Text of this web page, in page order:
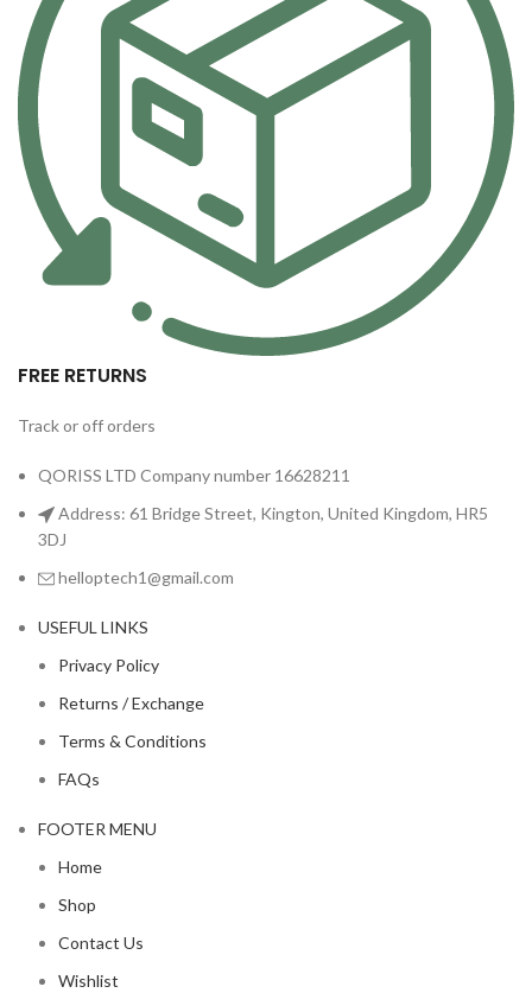
FREE RETURNS
Track or off orders
QORISS LTD Company number 16628211
Address: 61 Bridge Street, Kington, United Kingdom, HR5
3DJ
helloptech1@gmail.com
USEFUL LINKS
Privacy Policy
Returns / Exchange
Terms & Conditions
FAQs
FOOTER MENU
Home
Shop
Contact Us
Wishlist